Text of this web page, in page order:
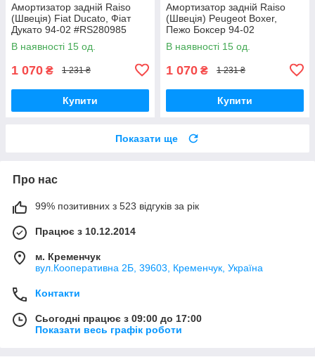
Амортизатор задній Raiso
(Швеція) Fiat Ducato, Фіат
Дукато 94-02 #RS280985
UAKFKVB17
В наявності 15 од.
1 070 ₴ 1 231 ₴
Купити
Амортизатор задній Raiso
(Швеція) Peugeot Boxer,
Пежо Боксер 94-02
#RS280985 UAKFKVB17
В наявності 15 од.
1 070 ₴ 1 231 ₴
Купити
Показати ще
Про нас
99% позитивних з 523 відгуків за рік
Працює з 10.12.2014
м. Кременчук
вул.Кооперативна 2Б, 39603, Кременчук, Україна
Контакти
Сьогодні працює з 09:00 до 17:00
Показати весь графік роботи